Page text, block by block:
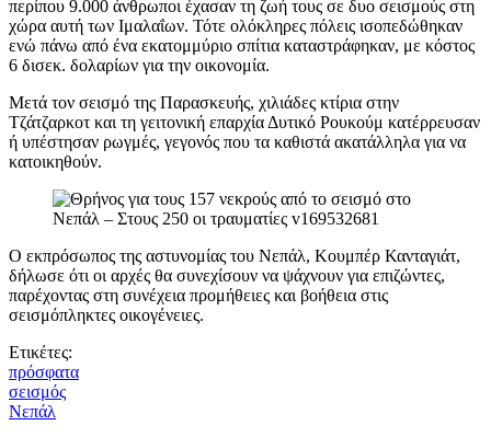
περίπου 9.000 άνθρωποι έχασαν τη ζωή τους σε δυο σεισμούς στη
χώρα αυτή των Ιμαλαΐων. Τότε ολόκληρες πόλεις ισοπεδώθηκαν
ενώ πάνω από ένα εκατομμύριο σπίτια καταστράφηκαν, με κόστος
6 δισεκ. δολαρίων για την οικονομία.
Μετά τον σεισμό της Παρασκευής, χιλιάδες κτίρια στην
Τζάτζαρκοτ και τη γειτονική επαρχία Δυτικό Ρουκούμ κατέρρευσαν
ή υπέστησαν ρωγμές, γεγονός που τα καθιστά ακατάλληλα για να
κατοικηθούν.
Ο εκπρόσωπος της αστυνομίας του Νεπάλ, Κουμπέρ Κανταγιάτ,
δήλωσε ότι οι αρχές θα συνεχίσουν να ψάχνουν για επιζώντες,
παρέχοντας στη συνέχεια προμήθειες και βοήθεια στις
σεισμόπληκτες οικογένειες.
Ετικέτες:
πρόσφατα
σεισμός
Νεπάλ